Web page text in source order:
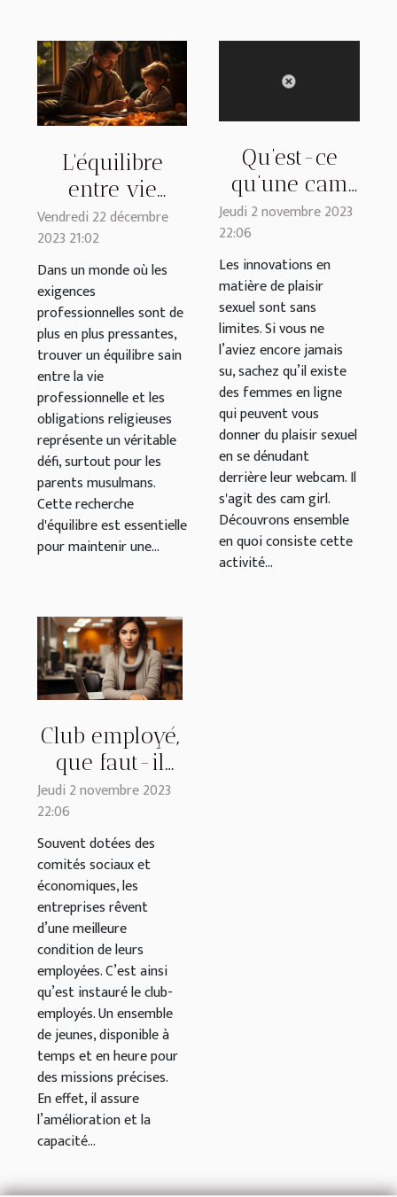
L'équilibre
entre vie
professionnelle
et obligations
religieuses
pour les
parents
musulmans
Vendredi 22 décembre
2023 21:02
Dans un monde où les
exigences
professionnelles sont de
plus en plus pressantes,
trouver un équilibre sain
entre la vie
professionnelle et les
obligations religieuses
représente un véritable
défi, surtout pour les
parents musulmans.
Cette recherche
d'équilibre est essentielle
pour maintenir une...
Qu’est-ce
qu’une cam
girl ?
Jeudi 2 novembre 2023
22:06
Les innovations en
matière de plaisir
sexuel sont sans
limites. Si vous ne
l’aviez encore jamais
su, sachez qu’il existe
des femmes en ligne
qui peuvent vous
donner du plaisir sexuel
en se dénudant
derrière leur webcam. Il
s'agit des cam girl.
Découvrons ensemble
en quoi consiste cette
activité...
Club employé,
que faut-il
savoir ?
Jeudi 2 novembre 2023
22:06
Souvent dotées des
comités sociaux et
économiques, les
entreprises rêvent
d’une meilleure
condition de leurs
employées. C’est ainsi
qu’est instauré le club-
employés. Un ensemble
de jeunes, disponible à
temps et en heure pour
des missions précises.
En effet, il assure
l’amélioration et la
capacité...